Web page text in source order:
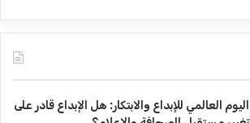
اليوم العالمي للإبداع والابتكار: هل الإبداع قادر على